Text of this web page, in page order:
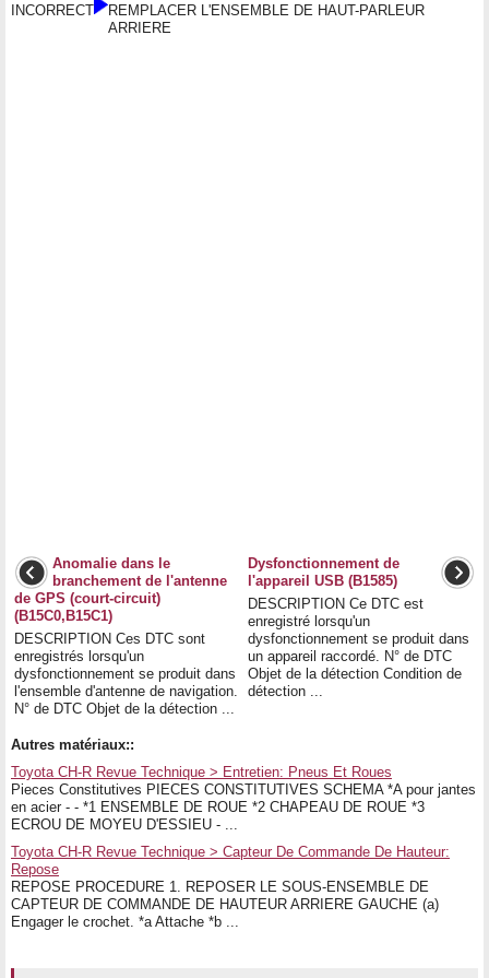
INCORRECT
REMPLACER L'ENSEMBLE DE HAUT-PARLEUR
ARRIERE
Anomalie dans le
branchement de l'antenne
de GPS (court-circuit)
(B15C0,B15C1)
DESCRIPTION Ces DTC sont
enregistrés lorsqu'un
dysfonctionnement se produit dans
l'ensemble d'antenne de navigation.
N° de DTC Objet de la détection ...
Dysfonctionnement de
l'appareil USB (B1585)
DESCRIPTION Ce DTC est
enregistré lorsqu'un
dysfonctionnement se produit dans
un appareil raccordé. N° de DTC
Objet de la détection Condition de
détection ...
Autres matériaux::
Toyota CH-R Revue Technique > Entretien: Pneus Et Roues
Pieces Constitutives PIECES CONSTITUTIVES SCHEMA *A pour jantes
en acier - - *1 ENSEMBLE DE ROUE *2 CHAPEAU DE ROUE *3
ECROU DE MOYEU D'ESSIEU - ...
Toyota CH-R Revue Technique > Capteur De Commande De Hauteur:
Repose
REPOSE PROCEDURE 1. REPOSER LE SOUS-ENSEMBLE DE
CAPTEUR DE COMMANDE DE HAUTEUR ARRIERE GAUCHE (a)
Engager le crochet. *a Attache *b ...